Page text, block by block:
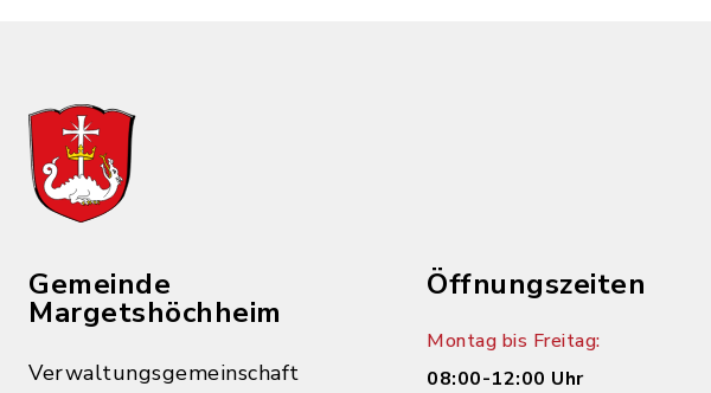
Gemeinde
Margetshöchheim
Verwaltungsgemeinschaft
Öffnungszeiten
Montag bis Freitag:
08:00-12:00 Uhr